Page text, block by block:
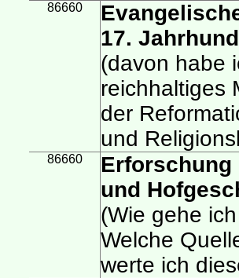
86660
17.
(davon habe
reichhaltiges
der
und
86660
Erforschung
und
(Wie gehe
Welche
werte ich